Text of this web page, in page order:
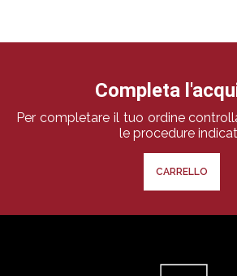
Completa
Per completare il tuo ordine
le procedure
CARRELLO